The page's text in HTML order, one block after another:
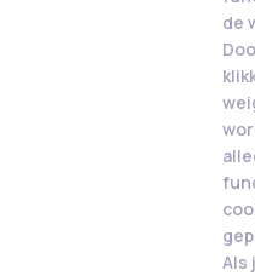
de
Als